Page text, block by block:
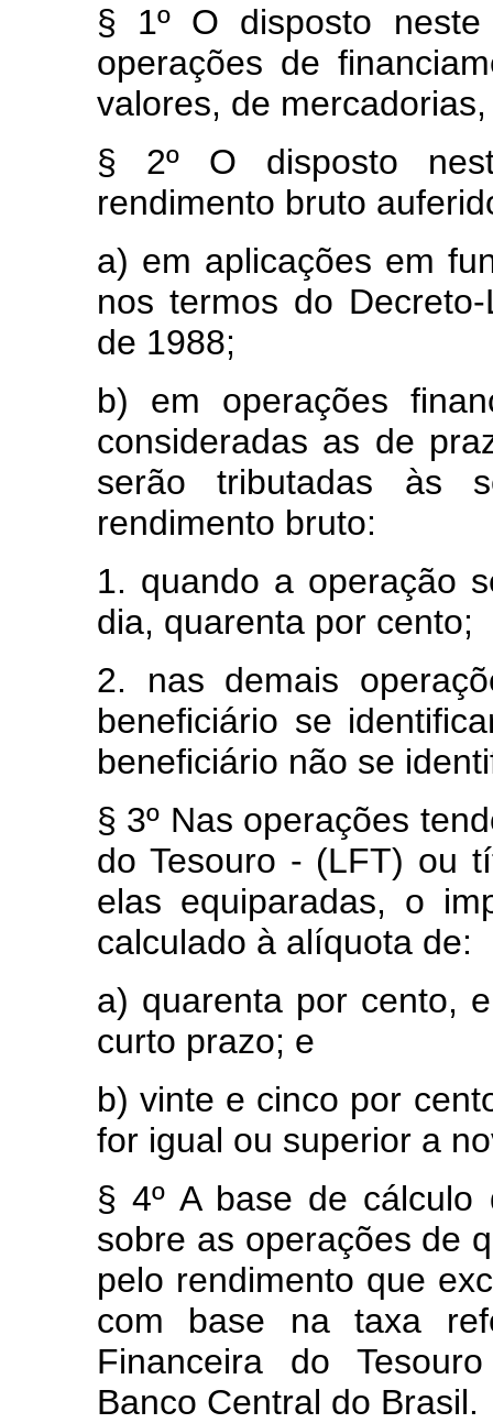
§ 1º O disposto
operações de
valores, de
§ 2º O disposto
rendimento bruto
a) em aplicações em
nos termos do
de 1988;
b) em operações
consideradas as de
serão tributadas às
rendimento bruto:
1. quando a operação
dia, quarenta por cento;
2. nas demais
beneficiário se
beneficiário não se
§ 3º Nas operações
do Tesouro - (LFT) ou
elas equiparadas, o
calculado à alíquota de:
a) quarenta por cento,
curto prazo; e
b) vinte e cinco por
for igual ou superior a
§ 4º A base de
sobre as operações de
pelo rendimento que
com base na taxa
Financeira do
Banco Central do Brasil.